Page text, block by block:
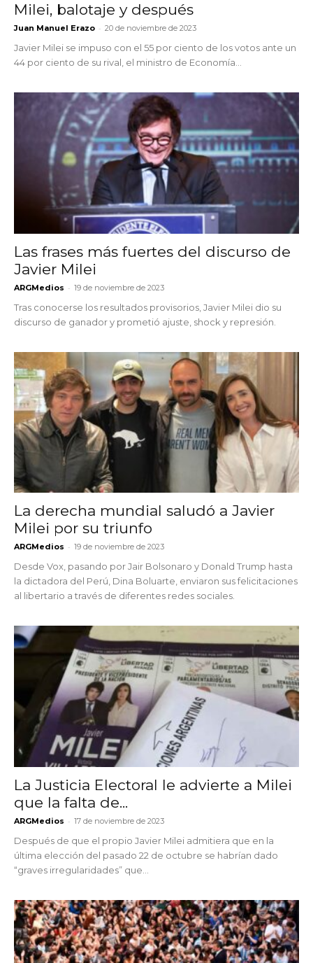
Milei, balotaje y después
Juan Manuel Erazo - 20 de noviembre de 2023
Javier Milei se impuso con el 55 por ciento de los votos ante un
44 por ciento de su rival, el ministro de Economía...
Las frases más fuertes del discurso de
Javier Milei
ARGMedios - 19 de noviembre de 2023
Tras conocerse los resultados provisorios, Javier Milei dio su
discurso de ganador y prometió ajuste, shock y represión.
La derecha mundial saludó a Javier
Milei por su triunfo
ARGMedios - 19 de noviembre de 2023
Desde Vox, pasando por Jair Bolsonaro y Donald Trump hasta
la dictadora del Perú, Dina Boluarte, enviaron sus felicitaciones
al libertario a través de diferentes redes sociales.
La Justicia Electoral le advierte a Milei
que la falta de...
ARGMedios - 17 de noviembre de 2023
Después de que el propio Javier Milei admitiera que en la
última elección del pasado 22 de octubre se habrían dado
“graves irregularidades” que...